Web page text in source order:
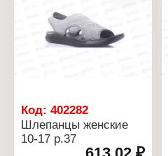
Код: 402282
Шлепанцы женские
10-17 р.37